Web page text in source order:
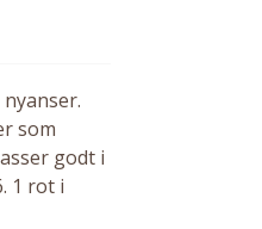
som
godt i
1 rot i